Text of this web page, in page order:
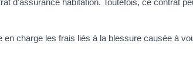
d'assurance habitation. Toutefois, ce contrat
charge les frais liés à la blessure causée à